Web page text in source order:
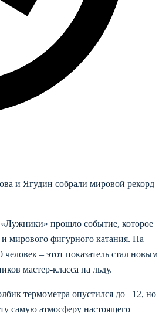
и Ягудин собрали мировой рекорд
прошло событие, которое
мирового фигурного катания. На
– этот показатель стал новым
мастер-класса на льду.
термометра опустился до –12, но
самую атмосферу настоящего